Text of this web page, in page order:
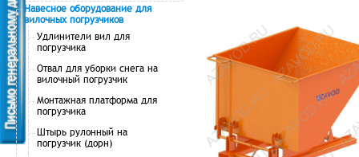
Навесное оборудование для
вилочных погрузчиков
Удлинители вил для
погрузчика
Отвал для уборки снега на
вилочный погрузчик
Монтажная платформа для
погрузчика
Штырь рулонный на
погрузчик (дорн)